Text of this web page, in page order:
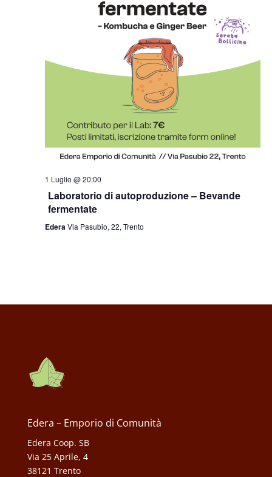
1 Luglio @ 20:00
Laboratorio di autoproduzione – Bevande
fermentate
EderaVia Pasubio, 22, Trento
Edera – Emporio di Comunità
Edera Coop. SB
Via 25 Aprile, 4
38121 Trento